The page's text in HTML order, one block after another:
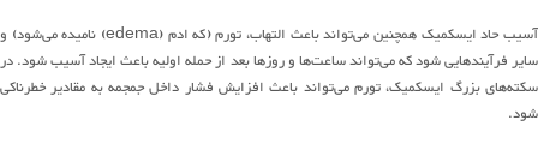
آسیب حاد ایسکمیک همچنینمیتواندباعث التهاب، تورم(که ادم(edema) نامیدهمیشود) و
سایر فرآیندهایی شود کهمیتواندساعتهاوروزها بعد ازحملهاولیه باعث ایجاد آسیب شود.در
سکتههایبزرگ ایسکمیک، تورممیتواند باعث افزایش فشار داخل جمجمه به مقادیرخطرناکی
شود.